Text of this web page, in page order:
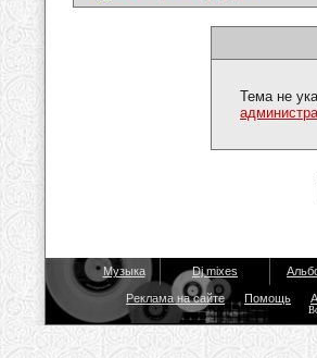
Тема не
Музыка Dj mixes
Реклама на сайте Помощь